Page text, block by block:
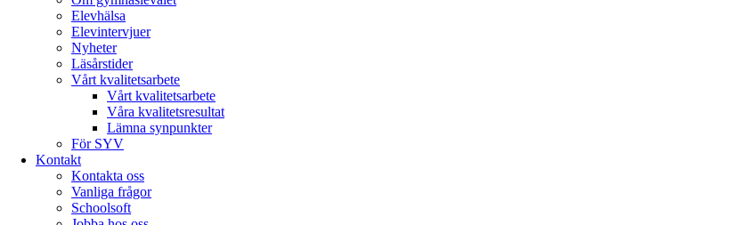
Elevhälsa
Elevintervjuer
Nyheter
Läsårstider
Vårt kvalitetsarbete
Vårt kvalitetsarbete
Våra kvalitetsresultat
Lämna synpunkter
För SYV
Kontakt
Kontakta oss
Vanliga frågor
Schoolsoft